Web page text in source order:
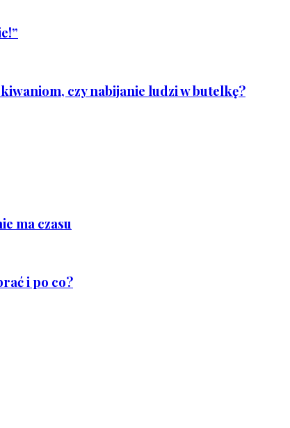
czy nabijanie ludzi w butelkę?
ma czasu
i po co?